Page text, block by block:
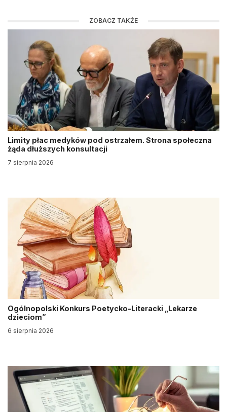
ZOBACZ TAKŻE
Limity płac medyków pod ostrzałem. Strona społeczna
żąda dłuższych konsultacji
7 sierpnia 2026
Ogólnopolski Konkurs Poetycko-Literacki „Lekarze
dzieciom”
6 sierpnia 2026